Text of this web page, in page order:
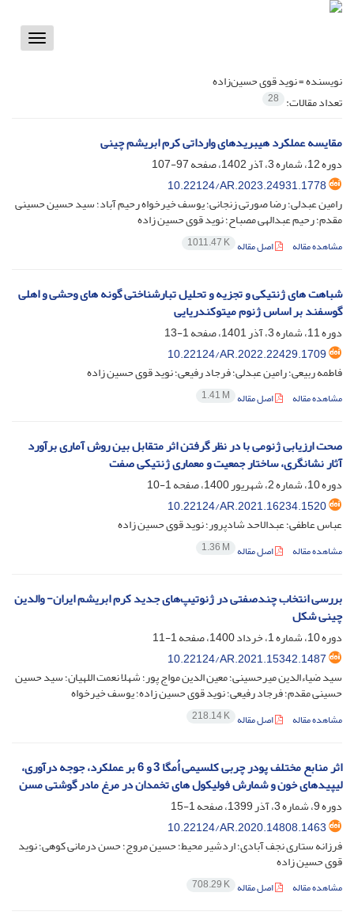
Toggle
نویسنده =نوید قوی حسین‌زاده
تعداد مقالات: 28
مقایسه عملکرد هیبریدهای وارداتی کرم ابریشم چینی
دوره 12، شماره 3، آذر 1402، صفحه
97-107
10.22124/AR.2023.24931.1778
رامین عبدلی؛ رضا صورتی زنجانی؛ یوسف خیرخواه رحیم آباد؛ سید حسین حسینی
مقدم؛ رحیم عبدالهی مصباح؛ نوید قوی حسین زاده
مشاهده مقاله اصل مقاله 1011.47 K
شباهت های ژنتیکی و تجزیه و تحلیل تبارشناختی گونه های وحشی و اهلی
گوسفند بر اساس ژنوم میتوکندریایی
دوره 11، شماره 3، آذر 1401، صفحه
1-13
10.22124/AR.2022.22429.1709
فاطمه ربیعی؛ رامین عبدلی؛ فرجاد رفیعی؛ نوید قوی حسین زاده
مشاهده مقاله اصل مقاله 1.41 M
صحت ارزیابی ژنومی با در نظر گرفتن اثر متقابل بین روش آماری برآورد
آثار نشانگری، ساختار جمعیت و معماری ژنتیکی صفت
دوره 10، شماره 2، شهریور 1400، صفحه
1-10
10.22124/AR.2021.16234.1520
عباس عاطفی؛ عبدالاحد شادپرور؛ نوید قوی حسین زاده
مشاهده مقاله اصل مقاله 1.36 M
بررسی انتخاب چندصفتی در ژنوتیپ‌های جدید کرم ابریشم ایران- والدین
چینی شکل
دوره 10، شماره 1، خرداد 1400، صفحه
1-11
10.22124/AR.2021.15342.1487
سید ضیاءالدین میرحسینی؛ معین الدین مواج پور؛ شهلا نعمت اللهیان؛ سید حسین
حسینی مقدم؛ فرجاد رفیعی؛ نوید قوی حسین زاده؛ یوسف خیرخواه
مشاهده مقاله اصل مقاله 218.14 K
اثر منابع مختلف پودر چربی کلسیمی اُمگا 3 و 6 بر عملکرد، جوجه درآوری،
لیپیدهای خون و شمارش فولیکول های تخمدان در مرغ مادر گوشتی مسن
دوره 9، شماره 3، آذر 1399، صفحه
1-15
10.22124/AR.2020.14808.1463
فرزانه ستاری نجف آبادی؛ اردشیر محیط؛ حسین مروج؛ حسن درمانی کوهی؛ نوید
قوی حسین زاده
مشاهده مقاله اصل مقاله 708.29 K